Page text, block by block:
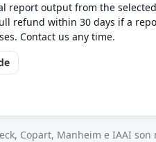
report output from the
refund within 30 days if a
Contact us any time.
Copart, Manheim e IAAI